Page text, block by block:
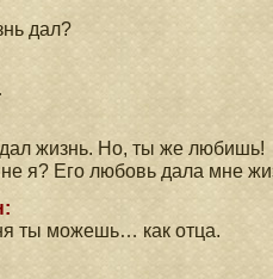
дал?
жизнь. Но, ты же любишь!
я? Его любовь дала мне
ты можешь… как отца.